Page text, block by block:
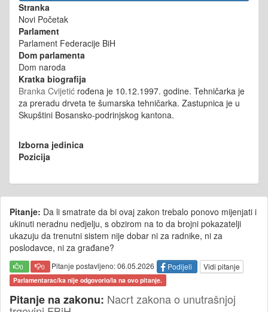
Stranka
Novi Početak
Parlament
Parlament Federacije BiH
Dom parlamenta
Dom naroda
Kratka biografija
Branka Cvijetić rođena je 10.12.1997. godine. Tehničarka je
za preradu drveta te šumarska tehničarka. Zastupnica je u
Skupštini Bosansko-podrinjskog kantona.
Izborna jedinica
Pozicija
Pitanje: Da li smatrate da bi ovaj zakon trebalo ponovo mijenjati i
ukinuti neradnu nedjelju, s obzirom na to da brojni pokazatelji
ukazuju da trenutni sistem nije dobar ni za radnike, ni za
poslodavce, ni za građane?
0 0 Pitanje postavljeno: 06.05.2026 Podijeli Vidi pitanje
Parlamentarac/ka nije odgovorio/la na ovo pitanje.
Pitanje na zakonu: Nacrt zakona o unutrašnjoj